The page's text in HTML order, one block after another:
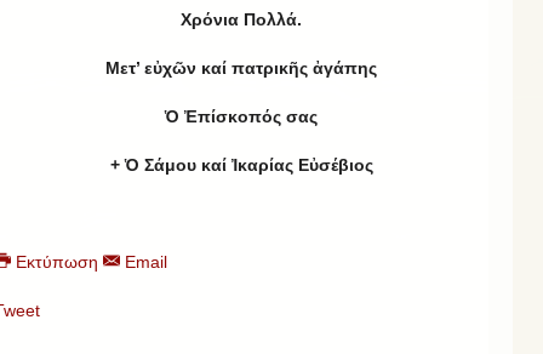
Χρόνια Πολλά.
Μετ’ εὐχῶν καί πατρικῆς ἀγάπης
Ὁ Ἐπίσκοπός σας
+ Ὁ Σάμου καί Ἰκαρίας Εὐσέβιος
Εκτύπωση Email